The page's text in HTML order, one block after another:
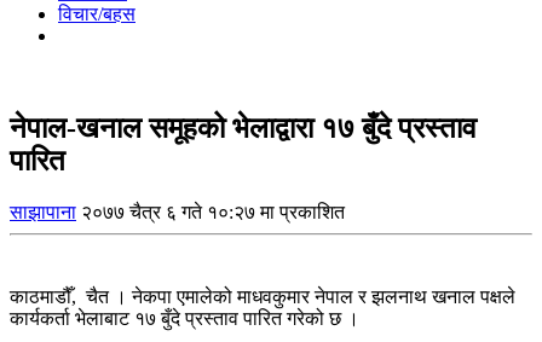
विचार/बहस
नेपाल-खनाल समूहको भेलाद्वारा १७ बुँदे प्रस्ताव
पारित
साझापाना २०७७ चैत्र ६ गते १०:२७ मा प्रकाशित
काठमाडौँ, चैत । नेकपा एमालेको माधवकुमार नेपाल र झलनाथ खनाल पक्षले
कार्यकर्ता भेलाबाट १७ बुँदे प्रस्ताव पारित गरेको छ ।